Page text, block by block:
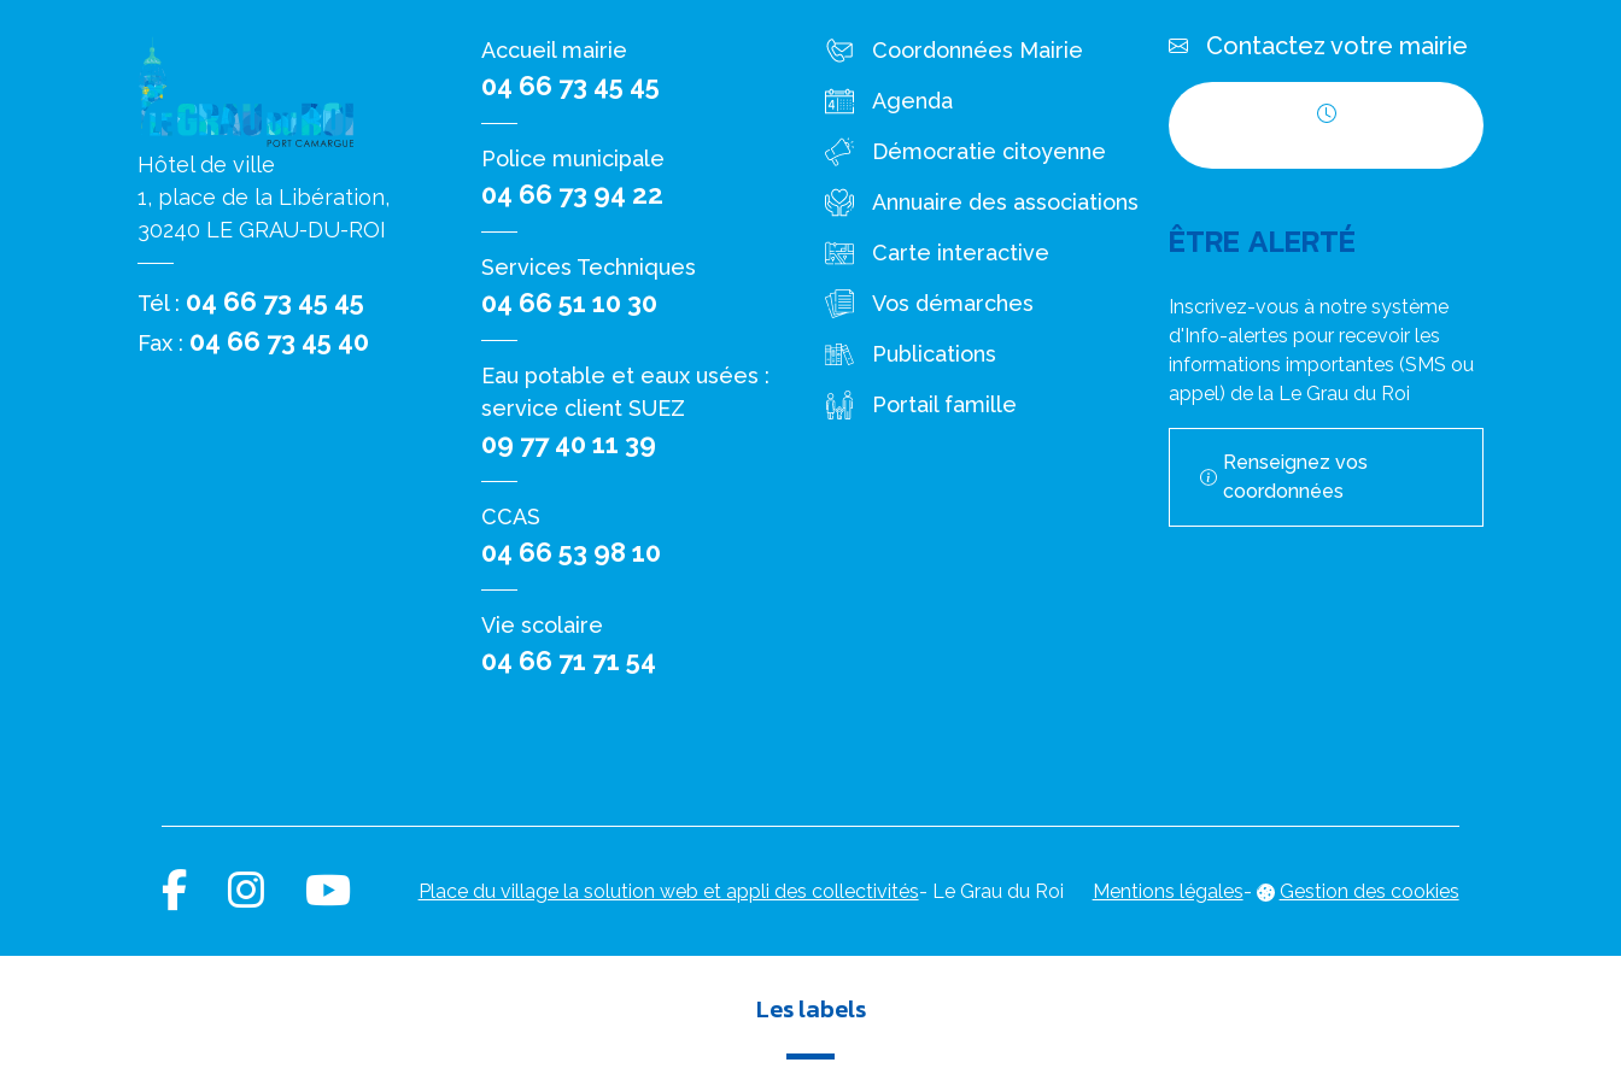
Hôtel de ville
1, place de la Libération,
30240 LE GRAU-DU-ROI
Tél : 04 66 73 45 45
Fax : 04 66 73 45 40
Accueil mairie
04 66 73 45 45
Police municipale
04 66 73 94 22
Services Techniques
04 66 51 10 30
Eau potable et eaux usées :
service client SUEZ
09 77 40 11 39
CCAS
04 66 53 98 10
Vie scolaire
04 66 71 71 54
Coordonnées Mairie
Agenda
Démocratie citoyenne
Annuaire des associations
Carte interactive
Vos démarches
Publications
Portail famille
Contactez votre mairie
ÊTRE ALERTÉ
Inscrivez-vous à notre système
d'Info-alertes pour recevoir les
informations importantes (SMS ou
appel) de la Le Grau du Roi
Renseignez vos
coordonnées
Place du village la solution web et appli des collectivités- Le Grau du Roi Mentions légales- Gestion des cookies
Les labels